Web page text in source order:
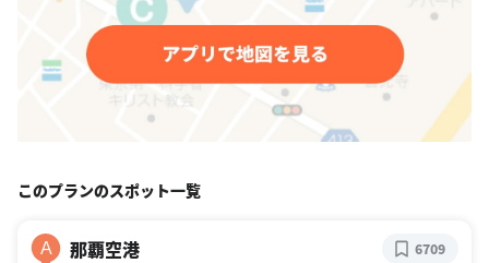
このプランのスポット一覧
A 那覇空港 6709